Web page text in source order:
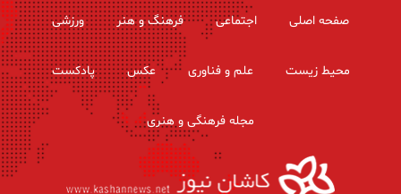
صفحه اصلی اجتماعی فرهنگ و هنر ورزشی
محیط زیست علم و فناوری عکس پادکست
مجله فرهنگی و هنری